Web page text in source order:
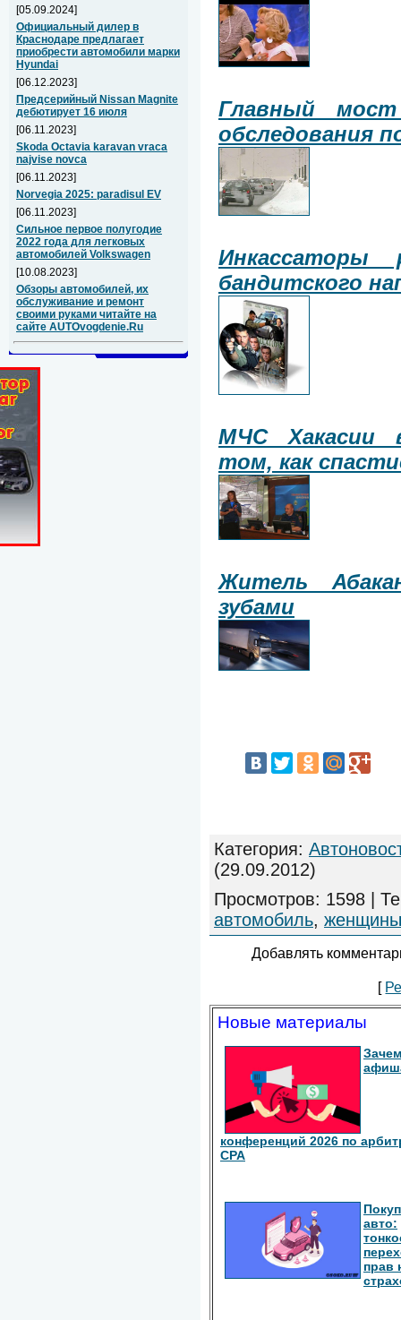
[05.09.2024]
Официальный дилер в
Краснодаре предлагает
приобрести автомобили марки
Hyundai
[06.12.2023]
Предсерийный Nissan Magnite
дебютирует 16 июля
[06.11.2023]
Skoda Octavia karavan vraca
najvise novca
[06.11.2023]
Norvegia 2025: paradisul EV
[06.11.2023]
Сильное первое полугодие
2022 года для легковых
автомобилей Volkswagen
[10.08.2023]
Обзоры автомобилей, их
обслуживание и ремонт
своими руками читайте на
сайте AUTOvogdenie.Ru
Главный
обследования
Инкассаторы
бандитского
МЧС Хакасии
том, как
Житель
зубами
Категория:
(29.09.2012)
Просмотров: 1598 |
автомобиль, женщины
Добавлять
[
Новые материалы
конференций 2026 по
СРА
авто:
прав